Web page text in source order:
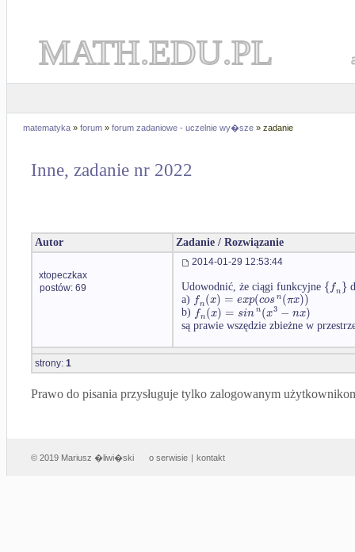
MATH.EDU.PL
matematyka » forum » forum zadaniowe - uczelnie wy�sze » zadanie
Inne, zadanie nr 2022
Autor Zadanie / Rozwiązanie
xtopeczkax
postów: 69
2014-01-29 12:53:44
Udowodnić, że ciągi funkcyjne {fn}
a) fn(x) = exp(cos n(πx))
b) fn(x) = sinn(x3 − nx)
są prawie wszędzie zbieżne w
strony: 1
Prawo do pisania przysługuje tylko zalogowanym
© 2019 Mariusz �liwi�ski o serwisie | kontakt